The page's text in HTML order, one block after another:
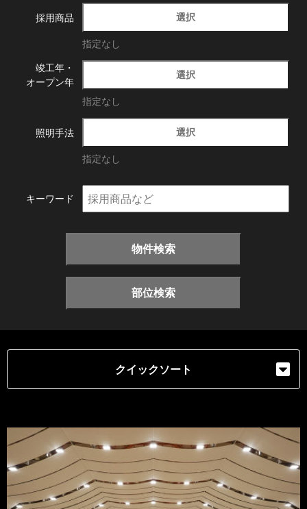
採用商品 選択
指定なし
竣工年・
オープン年
選択
指定なし
照明手法 選択
指定なし
キーワード
物件検索
部位検索
クイックソート